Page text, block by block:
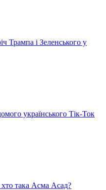
Трампа і Зеленського у
українського Тік-Ток
така Асма Асад?